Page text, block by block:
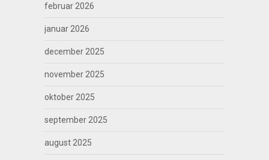
februar 2026
januar 2026
december 2025
november 2025
oktober 2025
september 2025
august 2025